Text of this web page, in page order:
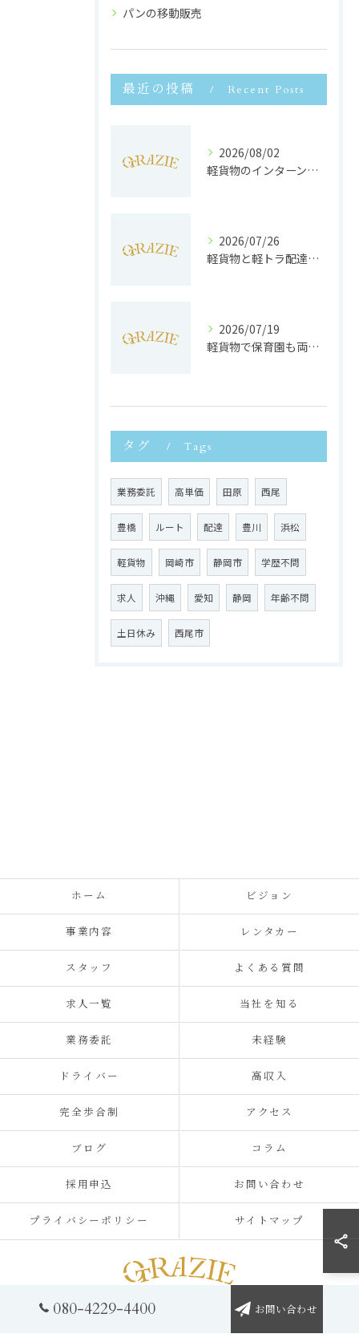
パンの移動販売
最近の投稿 Recent Posts
2026/08/02
軽貨物のインターンで静岡県浜松市で未経験から収入安定と働きやすさを両立するポイント
2026/07/26
軽貨物と軽トラ配達の収益実態と独立へのステップを徹底解説
2026/07/19
軽貨物で保育園も両立静岡県浜松市で子育てと働きやすさを実現する方法
タグ Tags
業務委託 高単価 田原 西尾
豊橋 ルート 配達 豊川 浜松
軽貨物 岡崎市 静岡市 学歴不問
求人 沖縄 愛知 静岡 年齢不問
土日休み 西尾市
080-4229-4400 お問い合わせ
ホーム ビジョン
事業内容 レンタカー
スタッフ よくある質問
求人一覧 当社を知る
業務委託 未経験
ドライバー 高収入
完全歩合制 アクセス
ブログ コラム
採用申込 お問い合わせ
プライバシーポリシー サイトマップ
© 2026 浜松で軽貨物の募集なら合同会社グラッツェ運送 ALL RIGHTS
RESERVED.